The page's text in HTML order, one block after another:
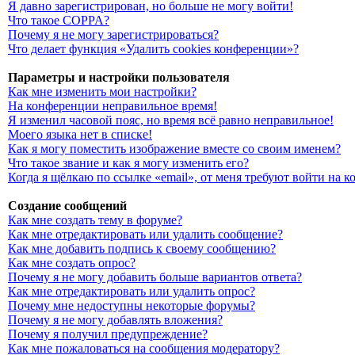
Я давно зарегистрирован, но больше не могу войти!
Что такое COPPA?
Почему я не могу зарегистрироваться?
Что делает функция «Удалить cookies конференции»?
Параметры и настройки пользователя
Как мне изменить мои настройки?
На конференции неправильное время!
Я изменил часовой пояс, но время всё равно неправильное!
Моего языка нет в списке!
Как я могу поместить изображение вместе со своим именем?
Что такое звание и как я могу изменить его?
Когда я щёлкаю по ссылке «email», от меня требуют войти на
Создание сообщений
Как мне создать тему в форуме?
Как мне отредактировать или удалить сообщение?
Как мне добавить подпись к своему сообщению?
Как мне создать опрос?
Почему я не могу добавить больше вариантов ответа?
Как мне отредактировать или удалить опрос?
Почему мне недоступны некоторые форумы?
Почему я не могу добавлять вложения?
Почему я получил предупреждение?
Как мне пожаловаться на сообщения модератору?